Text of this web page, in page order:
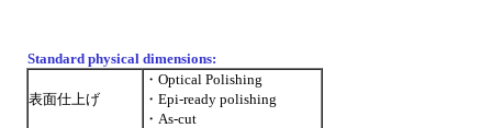
Standard physical dimensions:
表面仕上げ
・Optical Polishing
・Epi-ready polishing
・As-cut